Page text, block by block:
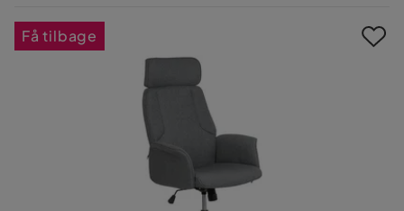
Få tilbage